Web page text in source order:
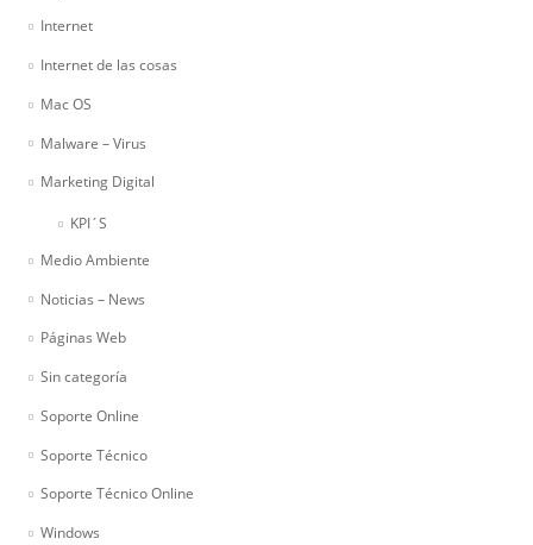
Internet
Internet de las cosas
Mac OS
Malware – Virus
Marketing Digital
KPI´S
Medio Ambiente
Noticias – News
Páginas Web
Sin categoría
Soporte Online
Soporte Técnico
Soporte Técnico Online
Windows